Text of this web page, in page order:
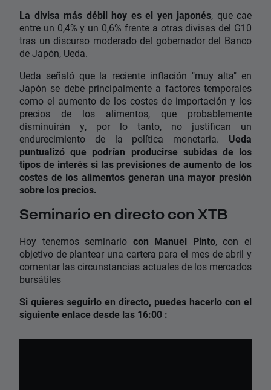
La divisa más débil hoy es el yen japonés, que cae
entre un 0,4% y un 0,6% frente a otras divisas del G10
tras un discurso moderado del gobernador del Banco
de Japón, Ueda.
Ueda señaló que la reciente inflación "muy alta" en
Japón se debe principalmente a factores temporales
como el aumento de los costes de importación y los
precios de los alimentos, que probablemente
disminuirán y, por lo tanto, no justifican un
endurecimiento de la política monetaria. Ueda
puntualizó que podrían producirse subidas de los
tipos de interés si las previsiones de aumento de los
costes de los alimentos generan una mayor presión
sobre los precios.
Seminario en directo con XTB
Hoy tenemos seminario con Manuel Pinto, con el
objetivo de plantear una cartera para el mes de abril y
comentar las circunstancias actuales de los mercados
bursátiles
Si quieres seguirlo en directo, puedes hacerlo con el
siguiente enlace desde las 16:00 :